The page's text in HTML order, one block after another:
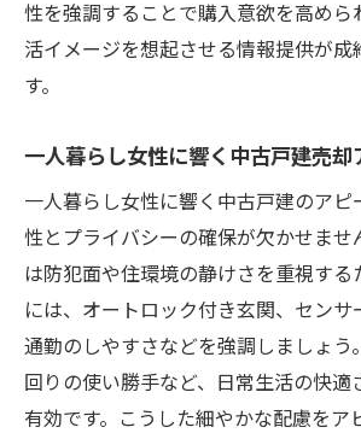
性を強調することで購入意欲を高めら
活イメージを想起させる情報提供が成
す。
一人暮らし女性に響く中古戸建売却
一人暮らし女性に響く中古戸建のアピ
性とプライバシーの確保が欠かせませ
は防犯面や住環境の静けさを重視する
には、オートロック付き玄関、センサ
通勤のしやすさなどを強調しましょう
回りの使い勝手など、日常生活の快適
有効です。こうした細やかな配慮をア